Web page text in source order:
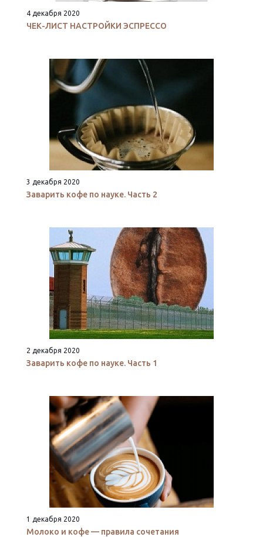
4 декабря 2020
ЧЕК-ЛИСТ НАСТРОЙКИ ЭСПРЕССО
3 декабря 2020
Заварить кофе по науке. Часть 2
2 декабря 2020
Заварить кофе по науке. Часть 1
1 декабря 2020
Молоко и кофе — правила сочетания